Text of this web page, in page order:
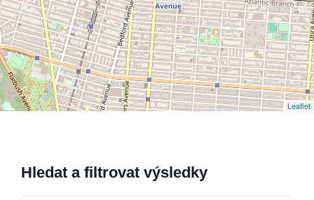
Leaflet
Hledat a filtrovat výsledky